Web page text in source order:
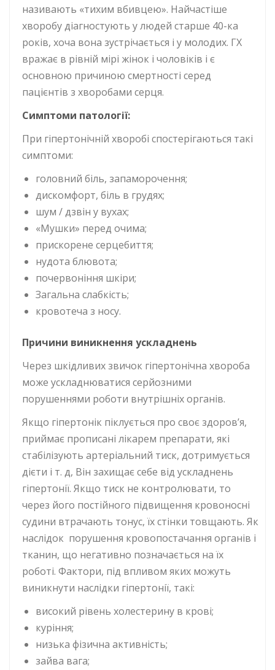
називають «тихим вбивцею». Найчастіше
хворобу діагностують у людей старше 40-ка
років, хоча вона зустрічається і у молодих. ГХ
вражає в рівній мірі жінок і чоловіків і є
основною причиною смертності серед
пацієнтів з хворобами серця.
Симптоми патології:
При гіпертонічній хворобі спостерігаються такі
симптоми:
головний біль, запаморочення;
дискомфорт, біль в грудях;
шум / дзвін у вухах;
«Мушки» перед очима;
прискорене серцебиття;
нудота блювота;
почервоніння шкіри;
Загальна слабкість;
кровотеча з носу.
Причини виникнення ускладнень
Через шкідливих звичок гіпертонічна хвороба
може ускладнюватися серйозними
порушеннями роботи внутрішніх органів.
Якщо гіпертонік піклується про своє здоров’я,
приймає прописані лікарем препарати, які
стабілізують артеріальний тиск, дотримується
дієти і т. д, Він захищає себе від ускладнень
гіпертонії. Якщо тиск не контролювати, то
через його постійного підвищення кровоносні
судини втрачають тонус, їх стінки товщають. Як
наслідок порушення кровопостачання органів і
тканин, що негативно позначається на їх
роботі. Фактори, під впливом яких можуть
виникнути наслідки гіпертонії, такі:
високий рівень холестерину в крові;
куріння;
низька фізична активність;
зайва вага;